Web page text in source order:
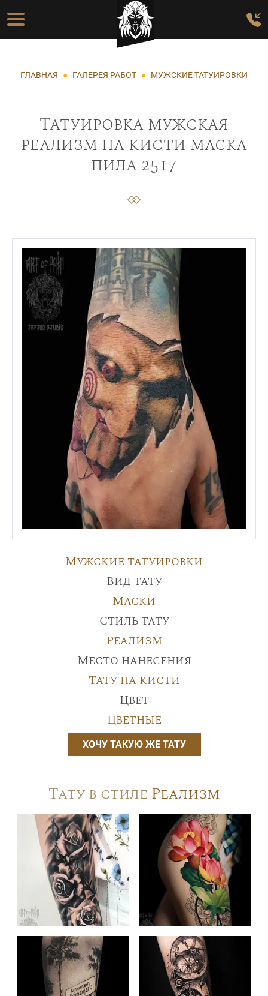
Перейти к основному содержанию
Основная навигация
Строка навигации
ГЛАВНАЯ ГАЛЕРЕЯ РАБОТ МУЖСКИЕ ТАТУИРОВКИ
Татуировка мужская
реализм на кисти маска
пила 2517
Мужские татуировки
Вид тату
Маски
Стиль тату
Реализм
Место нанесения
Тату на кисти
Цвет
Цветные
ХОЧУ ТАКУЮ ЖЕ ТАТУ
Тату в стиле Реализм